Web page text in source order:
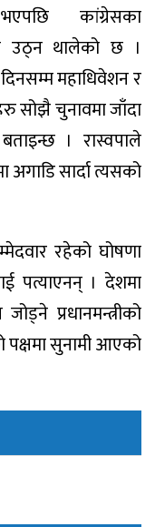
कांग्रेसका
उठ्न थालेको छ ।
महाधिवेशन र
सोझै चुनावमा जाँदा
। रास्वपाले
अगाडि सार्दा त्यसको
रहेको घोषणा
पत्याएनन् । देशमा
प्रधानमन्त्रीको
पक्षमा सुनामी आएको